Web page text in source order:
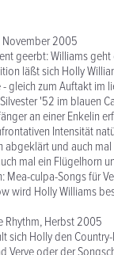
November 2005
geerbt: Williams
läßt sich Holly
gleich zum Auftakt im
'52 im blauen
an einer Enkelin
Intensität
abgeklärt und auch
mal ein Flügelhorn
Mea-culpa-Songs für
wird Holly Williams
Rhythm, Herbst 2005
sich Holly den